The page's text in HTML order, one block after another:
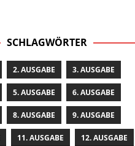
SCHLAGWÖRTER
2. AUSGABE 3. AUSGABE
5. AUSGABE 6. AUSGABE
8. AUSGABE 9. AUSGABE
11. AUSGABE 12. AUSGABE